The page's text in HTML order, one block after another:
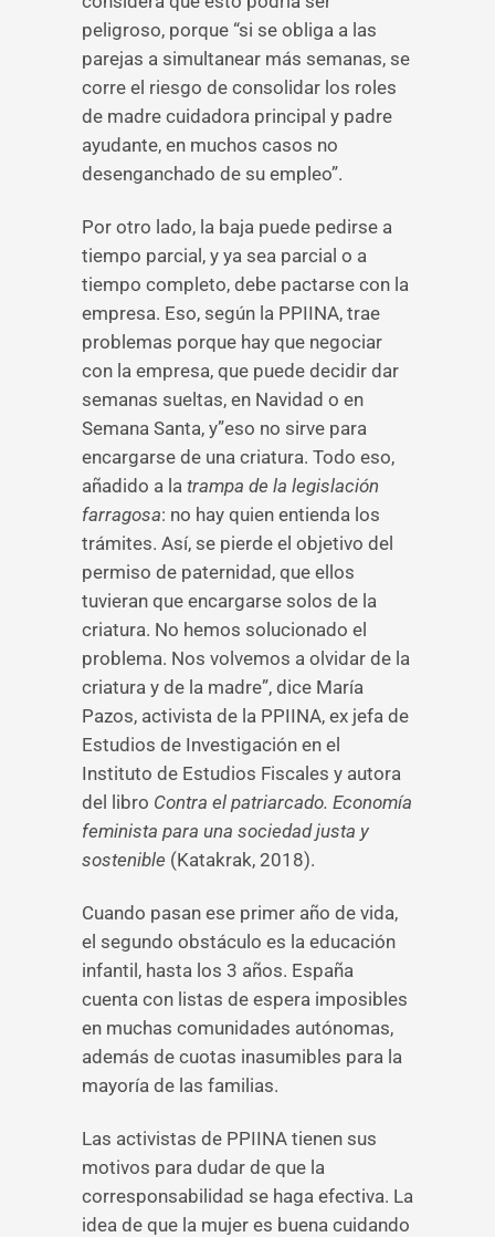
peligroso, porque “si se obliga a las
parejas a simultanear más semanas, se
corre el riesgo de consolidar los roles
de madre cuidadora principal y padre
ayudante, en muchos casos no
desenganchado de su empleo”.
Por otro lado, la baja puede pedirse a
tiempo parcial, y ya sea parcial o a
tiempo completo, debe pactarse con la
empresa. Eso, según la PPIINA, trae
problemas porque hay que negociar
con la empresa, que puede decidir dar
semanas sueltas, en Navidad o en
Semana Santa, y”eso no sirve para
encargarse de una criatura. Todo eso,
añadido a la trampa de la legislación
farragosa: no hay quien entienda los
trámites. Así, se pierde el objetivo del
permiso de paternidad, que ellos
tuvieran que encargarse solos de la
criatura. No hemos solucionado el
problema. Nos volvemos a olvidar de la
criatura y de la madre”, dice María
Pazos, activista de la PPIINA, ex jefa de
Estudios de Investigación en el
Instituto de Estudios Fiscales y autora
del libro Contra el patriarcado. Economía
feminista para una sociedad justa y
sostenible (Katakrak, 2018).
Cuando pasan ese primer año de vida,
el segundo obstáculo es la educación
infantil, hasta los 3 años. España
cuenta con listas de espera imposibles
en muchas comunidades autónomas,
además de cuotas inasumibles para la
mayoría de las familias.
Las activistas de PPIINA tienen sus
motivos para dudar de que la
corresponsabilidad se haga efectiva. La
idea de que la mujer es buena cuidando